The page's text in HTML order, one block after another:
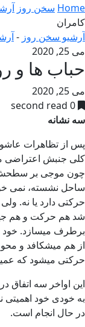
Home سخن روز
كامران
آرشیو سخن روز -
می 25, 2020
حباب ها و
می 25, 2020
0 second read
سه نشانه
پس از تظاهرات
كلی جنبش اعتراضی
چون موجی بر سطحش
ساحل نشسته، نمی
حرکتی دارد یا نه.
شد هم حركت و هم
برطرف میسازد. خود
از هم میشكافد و
حركتی میشود كه
این اواخر سه اتفاق
به خودی خود اهمیتی
در حال انجام است.